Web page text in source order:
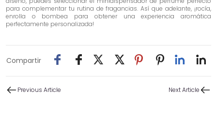
para complementar tu rutina de fragancias. Así que adelante, ¡rocía,
enrolla o bombea para obtener una experiencia aromática
perfectamente personalizada!
Compartir
Previous Article Next Article